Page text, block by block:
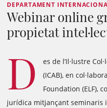
DEPARTAMENT
Webinar online
propietat
D
es de l’Il·lustre
(ICAB), en
Foundation (ELF),
jurídica mitjançant seminaris